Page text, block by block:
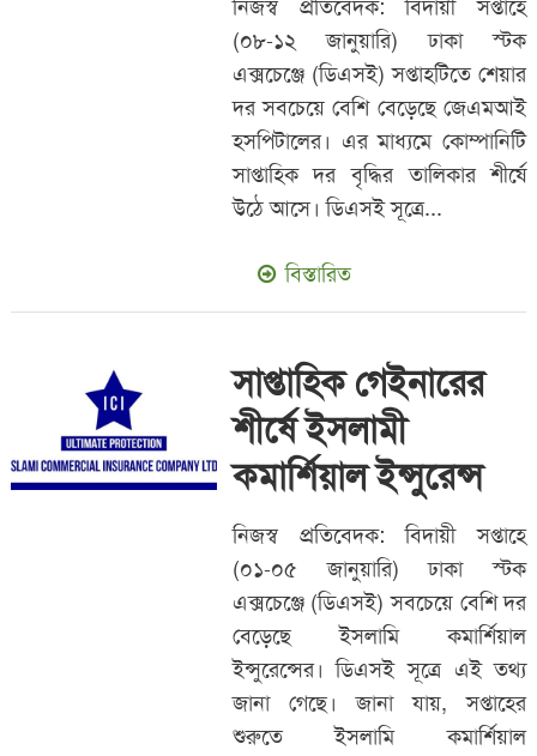
নিজস্ব প্রতিবেদক: বিদায়ী সপ্তাহে
(০৮-১২ জানুয়ারি) ঢাকা স্টক
এক্সচেঞ্জে (ডিএসই) সপ্তাহটিতে শেয়ার
দর সবচেয়ে বেশি বেড়েছে জেএমআই
হসপিটালের। এর মাধ্যমে কোম্পানিটি
সাপ্তাহিক দর বৃদ্ধির তালিকার শীর্ষে
উঠে আসে। ডিএসই সূত্রে...
বিস্তারিত
সাপ্তাহিক গেইনারের
শীর্ষে ইসলামী
কমার্শিয়াল ইন্সুরেন্স
নিজস্ব প্রতিবেদক: বিদায়ী সপ্তাহে
(০১-০৫ জানুয়ারি) ঢাকা স্টক
এক্সচেঞ্জে (ডিএসই) সবচেয়ে বেশি দর
বেড়েছে ইসলামি কমার্শিয়াল
ইন্সুরেন্সের। ডিএসই সূত্রে এই তথ্য
জানা গেছে। জানা যায়, সপ্তাহের
শুরুতে ইসলামি কমার্শিয়াল